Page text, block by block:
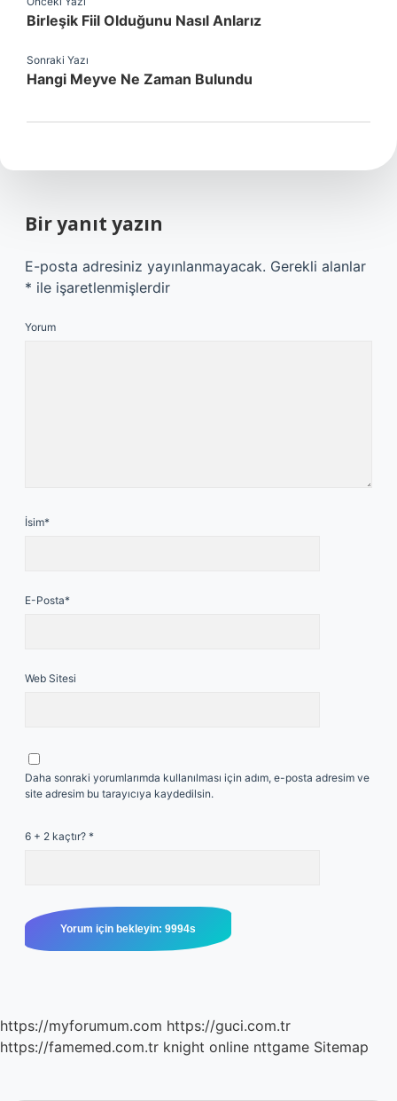
Birleşik Fiil Olduğunu Nasıl Anlarız
Sonraki Yazı
Hangi Meyve Ne Zaman Bulundu
Bir yanıt yazın
E-posta adresiniz yayınlanmayacak. Gerekli alanlar
* ile işaretlenmişlerdir
Yorum
İsim*
E-Posta*
Web Sitesi
Daha sonraki yorumlarımda kullanılması için adım, e-posta adresim ve
site adresim bu tarayıcıya kaydedilsin.
6 + 2 kaçtır? *
https://myforumum.com https://guci.com.tr
https://famemed.com.tr knight online nttgame Sitemap